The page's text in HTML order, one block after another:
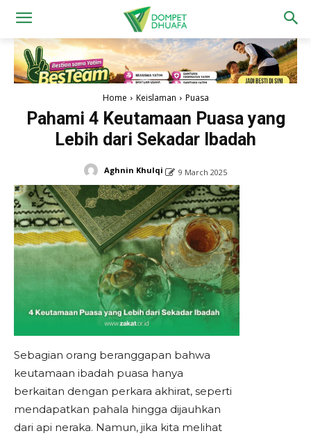
Home Keislaman Puasa
Pahami 4 Keutamaan Puasa yang
Lebih dari Sekadar Ibadah
Aghnin Khulqi 9 March 2025
Sebagian orang beranggapan bahwa
keutamaan ibadah puasa hanya
berkaitan dengan perkara akhirat, seperti
mendapatkan pahala hingga dijauhkan
dari api neraka. Namun, jika kita melihat